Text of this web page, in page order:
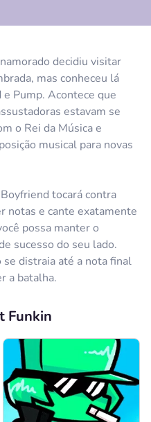
decidiu visitar
mas conheceu lá
Pump. Acontece que
estavam se
o Rei da Música e
musical para novas
tocará contra
notas e cante exatamente
possa manter o
sucesso do seu lado.
distraia até a nota final
a batalha.
Funkin